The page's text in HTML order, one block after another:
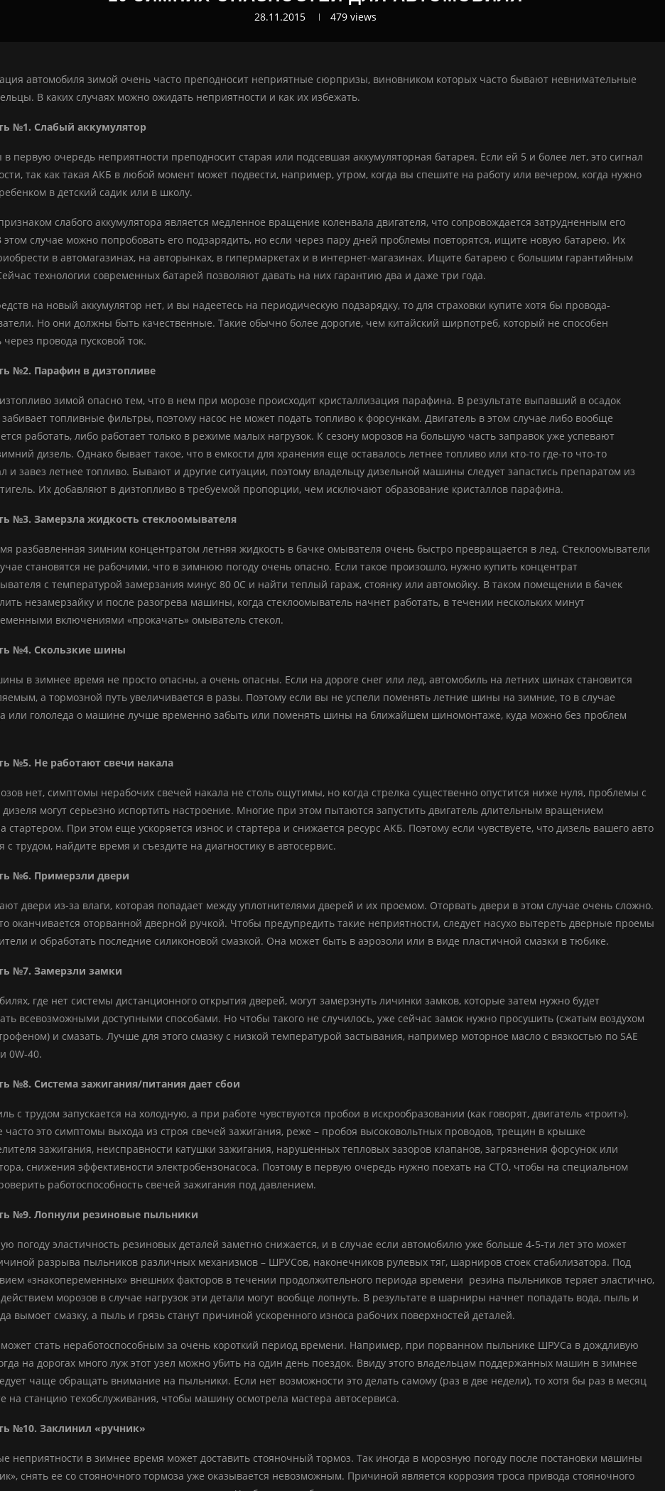
28.11.2015 479 views
автомобиля зимой очень часто преподносит неприятные сюрпризы, виновником которых часто бывают невнимательные
В каких случаях можно ожидать неприятности и как их избежать.
№1. Слабый аккумулятор
первую очередь неприятности преподносит старая или подсевшая аккумуляторная батарея. Если ей 5 и более лет, это сигнал
так как такая АКБ в любой момент может подвести, например, утром, когда вы спешите на работу или вечером, когда нужно
в детский садик или в школу.
слабого аккумулятора является медленное вращение коленвала двигателя, что сопровождается затрудненным его
этом случае можно попробовать его подзарядить, но если через пару дней проблемы повторятся, ищите новую батарею. Их
в автомагазинах, на авторынках, в гипермаркетах и в интернет-магазинах. Ищите батарею с большим гарантийным
технологии современных батарей позволяют давать на них гарантию два и даже три года.
на новый аккумулятор нет, и вы надеетесь на периодическую подзарядку, то для страховки купите хотя бы провода-
Но они должны быть качественные. Такие обычно более дорогие, чем китайский ширпотреб, который не способен
через провода пусковой ток.
№2. Парафин в дизтопливе
зимой опасно тем, что в нем при морозе происходит кристаллизация парафина. В результате выпавший в осадок
топливные фильтры, поэтому насос не может подать топливо к форсункам. Двигатель в этом случае либо вообще
работать, либо работает только в режиме малых нагрузок. К сезону морозов на большую часть заправок уже успевают
дизель. Однако бывает такое, что в емкости для хранения еще оставалось летнее топливо или кто-то где-то что-то
и завез летнее топливо. Бывают и другие ситуации, поэтому владельцу дизельной машины следует запастись препаратом из
Их добавляют в дизтопливо в требуемой пропорции, чем исключают образование кристаллов парафина.
№3. Замерзла жидкость стеклоомывателя
разбавленная зимним концентратом летняя жидкость в бачке омывателя очень быстро превращается в лед. Стеклоомыватели
становятся не рабочими, что в зимнюю погоду очень опасно. Если такое произошло, нужно купить концентрат
с температурой замерзания минус 80 0С и найти теплый гараж, стоянку или автомойку. В таком помещении в бачек
незамерзайку и после разогрева машины, когда стеклоомыватель начнет работать, в течении нескольких минут
включениями «прокачать» омыватель стекол.
№4. Скользкие шины
в зимнее время не просто опасны, а очень опасны. Если на дороге снег или лед, автомобиль на летних шинах становится
а тормозной путь увеличивается в разы. Поэтому если вы не успели поменять летние шины на зимние, то в случае
или гололеда о машине лучше временно забыть или поменять шины на ближайшем шиномонтаже, куда можно без проблем
№5. Не работают свечи накала
нет, симптомы нерабочих свечей накала не столь ощутимы, но когда стрелка существенно опустится ниже нуля, проблемы с
дизеля могут серьезно испортить настроение. Многие при этом пытаются запустить двигатель длительным вращением
стартером. При этом еще ускоряется износ и стартера и снижается ресурс АКБ. Поэтому если чувствуете, что дизель вашего авто
с трудом, найдите время и съездите на диагностику в автосервис.
№6. Примерзли двери
двери из-за влаги, которая попадает между уплотнителями дверей и их проемом. Оторвать двери в этом случае очень сложно.
оканчивается оторванной дверной ручкой. Чтобы предупредить такие неприятности, следует насухо вытереть дверные проемы
и обработать последние силиконовой смазкой. Она может быть в аэрозоли или в виде пластичной смазки в тюбике.
№7. Замерзли замки
где нет системы дистанционного открытия дверей, могут замерзнуть личинки замков, которые затем нужно будет
всевозможными доступными способами. Но чтобы такого не случилось, уже сейчас замок нужно просушить (сжатым воздухом
и смазать. Лучше для этого смазку с низкой температурой застывания, например моторное масло с вязкостью по SAE
0W-40.
№8. Система зажигания/питания дает сбои
с трудом запускается на холодную, а при работе чувствуются пробои в искрообразовании (как говорят, двигатель «троит»).
часто это симптомы выхода из строя свечей зажигания, реже – пробоя высоковольтных проводов, трещин в крышке
зажигания, неисправности катушки зажигания, нарушенных тепловых зазоров клапанов, загрязнения форсунок или
снижения эффективности электробензонасоса. Поэтому в первую очередь нужно поехать на СТО, чтобы на специальном
работоспособность свечей зажигания под давлением.
№9. Лопнули резиновые пыльники
погоду эластичность резиновых деталей заметно снижается, и в случае если автомобилю уже больше 4-5-ти лет это может
разрыва пыльников различных механизмов – ШРУСов, наконечников рулевых тяг, шарниров стоек стабилизатора. Под
«знакопеременных» внешних факторов в течении продолжительного периода времени резина пыльников теряет эластично,
морозов в случае нагрузок эти детали могут вообще лопнуть. В результате в шарниры начнет попадать вода, пыль и
вымоет смазку, а пыль и грязь станут причиной ускоренного износа рабочих поверхностей деталей.
может стать неработоспособным за очень короткий период времени. Например, при порванном пыльнике ШРУСа в дождливую
на дорогах много луж этот узел можно убить на один день поездок. Ввиду этого владельцам поддержанных машин в зимнее
чаще обращать внимание на пыльники. Если нет возможности это делать самому (раз в две недели), то хотя бы раз в месяц
на станцию техобслуживания, чтобы машину осмотрела мастера автосервиса.
№10. Заклинил «ручник»
неприятности в зимнее время может доставить стояночный тормоз. Так иногда в морозную погоду после постановки машины
снять ее со стояночного тормоза уже оказывается невозможным. Причиной является коррозия троса привода стояночного